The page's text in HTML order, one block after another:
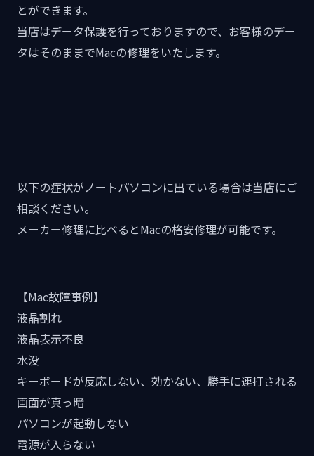
とができます。
当店はデータ保護を行っておりますので、お客様のデー
タはそのままでMacの修理をいたします。
以下の症状がノートパソコンに出ている場合は当店にご
相談ください。
メーカー修理に比べるとMacの格安修理が可能です。
【Mac故障事例】
液晶割れ
液晶表示不良
水没
キーボードが反応しない、効かない、勝手に連打される
画面が真っ暗
パソコンが起動しない
電源が入らない